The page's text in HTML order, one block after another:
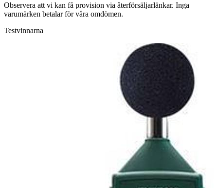
Observera att vi kan få provision via återförsäljarlänkar. Inga
varumärken betalar för våra omdömen.
Testvinnarna